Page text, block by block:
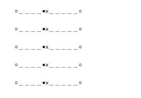
○＿＿＿＿●x＿＿＿＿＿○
○＿＿＿＿●x＿＿＿＿＿○
○＿＿＿＿●x＿＿＿＿＿○
○＿＿＿＿●x＿＿＿＿＿○
○＿＿＿＿●x＿＿＿＿＿○